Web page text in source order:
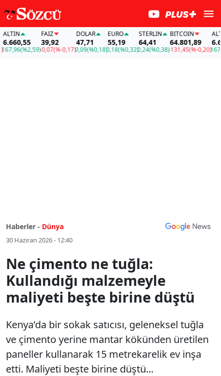
(%2,59)
FAİZ
39,92
-0,07(%-0,17)
DOLAR
47,71
0,09(%0,18)
EURO
55,19
0,18(%0,32)
STERLIN
64,41
0,24(%0,38)
BITCOIN
64.801,89
-131,45(%-0,20)
ALTIN
167,96
Haberler - Dünya
30 Haziran 2026 - 12:40
Ne çimento ne tuğla:
Kullandığı malzemeyle
maliyeti beşte birine düştü
Kenya’da bir sokak satıcısı, geleneksel tuğla
ve çimento yerine mantar kökünden üretilen
paneller kullanarak 15 metrekarelik ev inşa
etti. Maliyeti beşte birine düştü...